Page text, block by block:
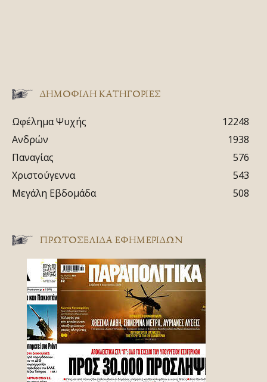
ΔΗΜΟΦΙΛΗ ΚΑΤΗΓΟΡΙΕΣ
Ωφέλημα Ψυχής
12248
Ανδρών
1938
Παναγίας
576
Χριστούγεννα
543
Μεγάλη Εβδομάδα
508
ΠΡΩΤΟΣΈΛΙΔΑ ΕΦΗΜΕΡΊΔΩΝ